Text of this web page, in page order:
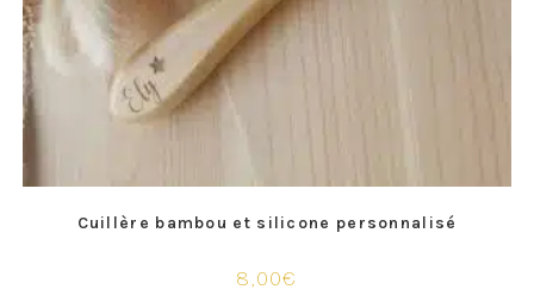
Cuillère bambou et silicone personnalisé
8,00€